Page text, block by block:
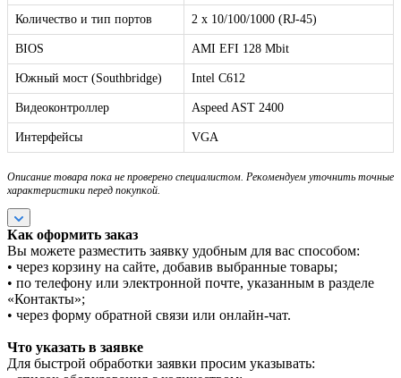
Количество и тип портов 2 х 10/100/1000 (RJ-45)
BIOS AMI EFI 128 Mbit
Южный мост (Southbridge) Intel C612
Видеоконтроллер Aspeed AST 2400
Интерфейсы VGA
Описание товара пока не проверено специалистом. Рекомендуем уточнить точные
характеристики перед покупкой.
Как оформить заказ
Вы можете разместить заявку удобным для вас способом:
• через корзину на сайте, добавив выбранные товары;
• по телефону или электронной почте, указанным в разделе
«Контакты»;
• через форму обратной связи или онлайн-чат.
Что указать в заявке
Для быстрой обработки заявки просим указывать: